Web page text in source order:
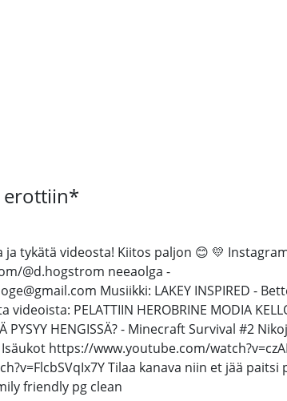
erottiin*
ja tykätä videosta! Kiitos paljon 😊 💛
@d.hogstrom neeaolga -
Musiikki: LAKEY INSPIRED -
PELATTIIN HEROBRINE MODIA
HENGISSÄ? - Minecraft Survival #2
https://www.youtube.com/
Tilaa kanava niin et jää
friendly pg clean